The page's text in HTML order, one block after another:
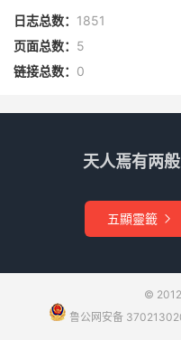
日志总数： 1851
页面总数： 5
链接总数： 0
天人焉有两
五顯靈籤 
©
鲁公网安备